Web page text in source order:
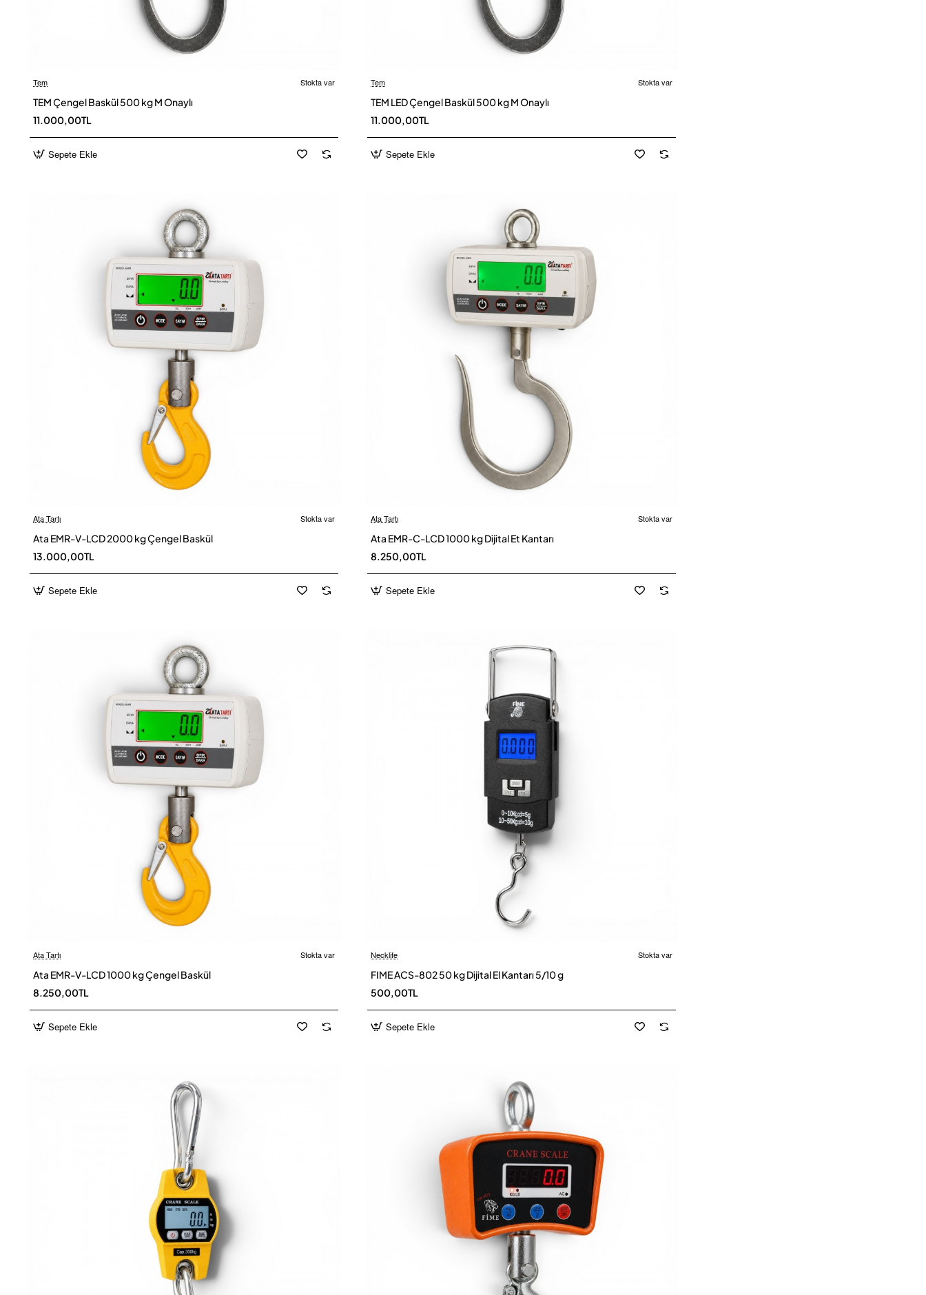
Ücretsiz Kargo
Tem Stokta var
TEM Çengel Baskül 500 kg M Onaylı
11.000,00TL
Sepete Ekle
Ücretsiz Kargo
Tem Stokta var
TEM LED Çengel Baskül 500 kg M Onaylı
11.000,00TL
Sepete Ekle
Ücretsiz Kargo
Ata Tartı Stokta var
Ata EMR-V-LCD 2000 kg Çengel Baskül
13.000,00TL
Sepete Ekle
Ücretsiz Kargo
Ata Tartı Stokta var
Ata EMR-C-LCD 1000 kg Dijital Et Kantarı
8.250,00TL
Sepete Ekle
Ücretsiz Kargo
Ata Tartı Stokta var
Ata EMR-V-LCD 1000 kg Çengel Baskül
8.250,00TL
Sepete Ekle
Yeni
Necklife Stokta var
FIME ACS-802 50 kg Dijital El Kantarı 5/10 g
500,00TL
Sepete Ekle